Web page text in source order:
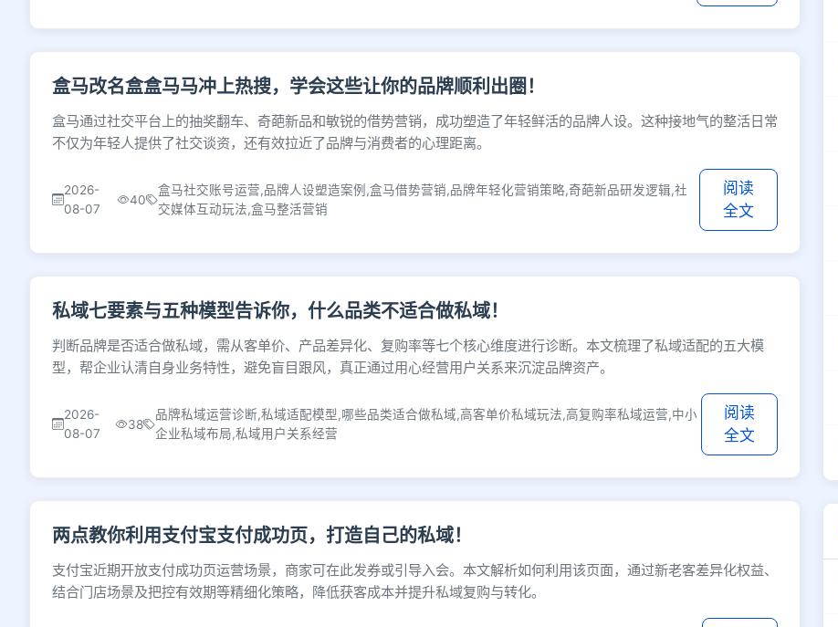
盒马改名盒盒马马冲上热搜，学会这些让你的品牌顺利出圈！
盒马通过社交平台上的抽奖翻车、奇葩新品和敏锐的借势营销，成功塑造了年轻鲜活的品牌人设。这种接地气的整活日常
不仅为年轻人提供了社交谈资，还有效拉近了品牌与消费者的心理距离。
2026-
08-07
40
盒马社交账号运营,品牌人设塑造案例,盒马借势营销,品牌年轻化营销策略,奇葩新品研发逻辑,社
交媒体互动玩法,盒马整活营销
阅读
全文
私域七要素与五种模型告诉你，什么品类不适合做私域！
判断品牌是否适合做私域，需从客单价、产品差异化、复购率等七个核心维度进行诊断。本文梳理了私域适配的五大模
型，帮企业认清自身业务特性，避免盲目跟风，真正通过用心经营用户关系来沉淀品牌资产。
2026-
08-07
38
品牌私域运营诊断,私域适配模型,哪些品类适合做私域,高客单价私域玩法,高复购率私域运营,中小
企业私域布局,私域用户关系经营
阅读
全文
两点教你利用支付宝支付成功页，打造自己的私域！
支付宝近期开放支付成功页运营场景，商家可在此发券或引导入会。本文解析如何利用该页面，通过新老客差异化权益、
结合门店场景及把控有效期等精细化策略，降低获客成本并提升私域复购与转化。